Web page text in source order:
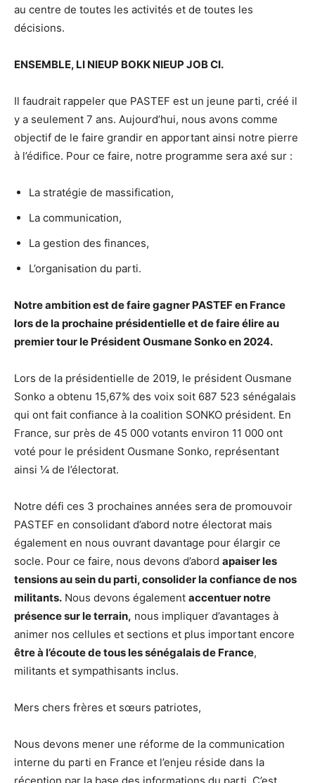
au centre de toutes les activités et de toutes les
décisions.
ENSEMBLE, LI NIEUP BOKK NIEUP JOB CI.
Il faudrait rappeler que PASTEF est un jeune parti, créé il
y a seulement 7 ans. Aujourd’hui, nous avons comme
objectif de le faire grandir en apportant ainsi notre pierre
à l’édifice. Pour ce faire, notre programme sera axé sur :
La stratégie de massification,
La communication,
La gestion des finances,
L’organisation du parti.
Notre ambition est de faire gagner PASTEF en France
lors de la prochaine présidentielle et de faire élire au
premier tour le Président Ousmane Sonko en 2024.
Lors de la présidentielle de 2019, le président Ousmane
Sonko a obtenu 15,67% des voix soit 687 523 sénégalais
qui ont fait confiance à la coalition SONKO président. En
France, sur près de 45 000 votants environ 11 000 ont
voté pour le président Ousmane Sonko, représentant
ainsi ¼ de l’électorat.
Notre défi ces 3 prochaines années sera de promouvoir
PASTEF en consolidant d’abord notre électorat mais
également en nous ouvrant davantage pour élargir ce
socle. Pour ce faire, nous devons d’abord apaiser les
tensions au sein du parti, consolider la confiance de nos
militants. Nous devons également accentuer notre
présence sur le terrain, nous impliquer d’avantages à
animer nos cellules et sections et plus important encore
être à l’écoute de tous les sénégalais de France,
militants et sympathisants inclus.
Mers chers frères et sœurs patriotes,
Nous devons mener une réforme de la communication
interne du parti en France et l’enjeu réside dans la